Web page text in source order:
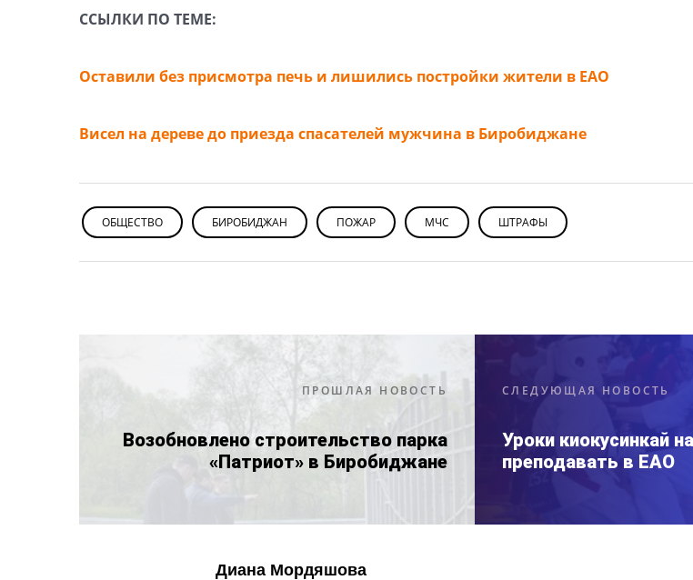
ССЫЛКИ ПО ТЕМЕ:
Оставили без присмотра печь и лишились постройки жители в ЕАО
Висел на дереве до приезда спасателей мужчина в Биробиджане
ОБЩЕСТВО БИРОБИДЖАН ПОЖАР МЧС ШТРАФЫ
ПРОШЛАЯ НОВОСТЬ
Возобновлено строительство парка
«Патриот» в Биробиджане
СЛЕДУЮЩАЯ НОВОСТЬ
Уроки киокусинкай
преподавать в ЕАО
Диана Мордяшова